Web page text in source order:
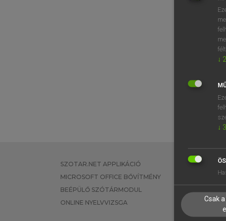
SZOTAR.NET APPLIKÁCIÓ
MICROSOFT OFFICE BŐVÍTMÉNY
BEÉPÜLŐ SZÓTÁRMODUL
ONLINE NYELVVIZSGA
EGYÉNI
TANULÓKNAK
VÁLLALATI
↓ 2
↓ 3
Csak